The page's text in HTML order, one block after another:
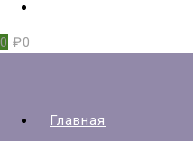
0 ₽0
Главная